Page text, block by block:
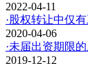
2022-04-11
·股权转让中仅
2020-04-06
·未届出资期限
2019-12-12